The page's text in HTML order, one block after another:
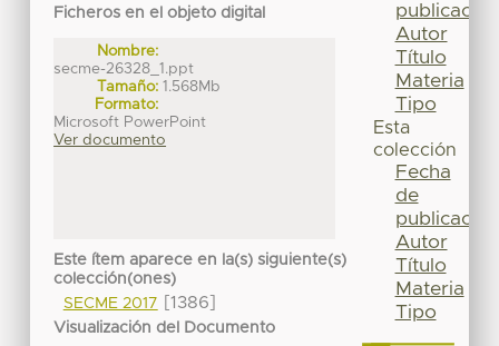
Ficheros en el objeto digital
Nombre:
secme-26328_1.ppt
Tamaño: 1.568Mb
Formato:
Microsoft PowerPoint
Ver documento
Este ítem aparece en la(s) siguiente(s)
colección(ones)
SECME 2017
[1386]
Visualización del Documento
publicación
Autor
Título
Materia
Tipo
Esta
colección
Fecha
de
publicación
Autor
Título
Materia
Tipo